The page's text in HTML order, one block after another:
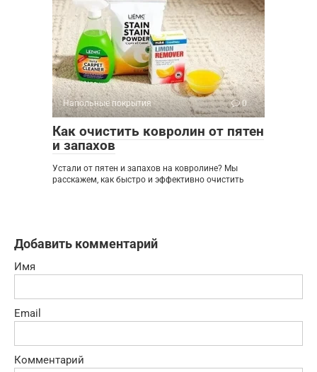
Напольные покрытия 0
Как очистить ковролин от пятен
и запахов
Устали от пятен и запахов на ковролине? Мы
расскажем, как быстро и эффективно очистить
Добавить комментарий
Имя
Email
Комментарий